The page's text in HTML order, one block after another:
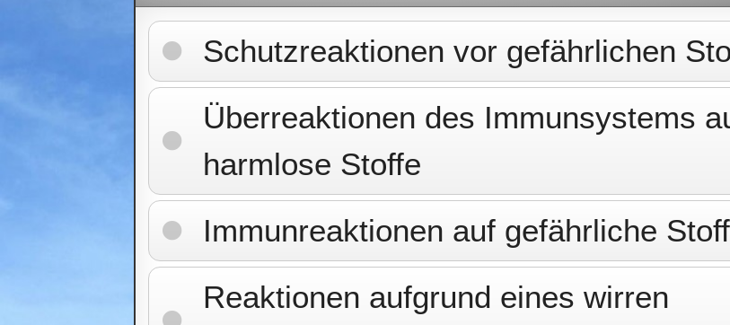
Schutzreaktionen vor gefährlichen
Überreaktionen des Immunsystems
harmlose Stoffe
Immunreaktionen auf gefährliche
Reaktionen aufgrund eines wirren